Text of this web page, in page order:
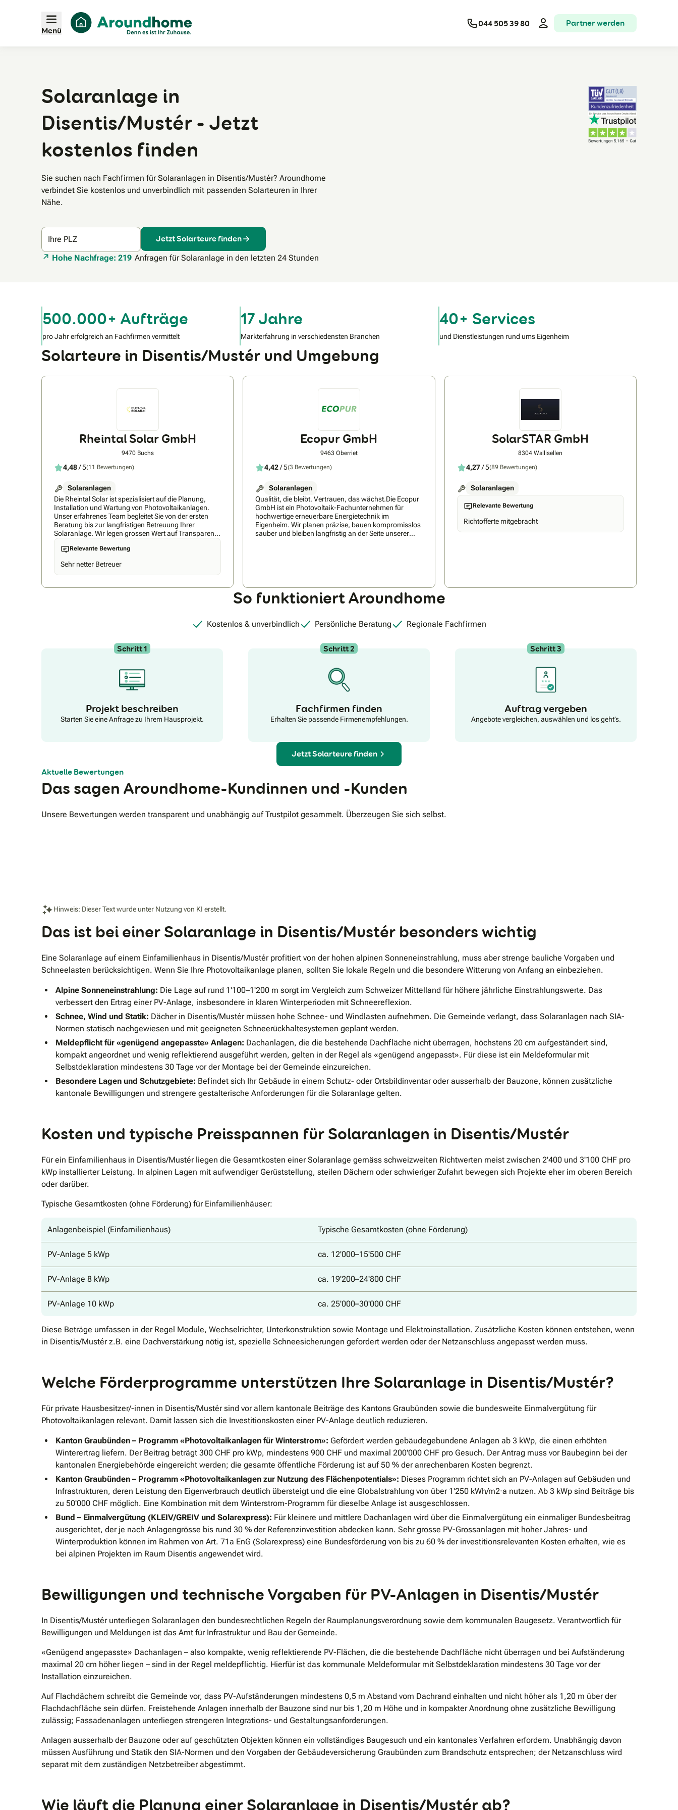
Menü
044 505 39 80 Partner werden
Solaranlage in
Disentis/Mustér - Jetzt
kostenlos finden
Sie suchen nach Fachfirmen für Solaranlagen in Disentis/Mustér? Aroundhome
verbindet Sie kostenlos und unverbindlich mit passenden Solarteuren in Ihrer
Nähe.
Ihre PLZ Jetzt Solarteure finden
Hohe Nachfrage: 219 Anfragen für Solaranlage in den letzten 24 Stunden
500.000+ Aufträge
pro Jahr erfolgreich an Fachfirmen vermittelt
17 Jahre
Markterfahrung in verschiedensten Branchen
40+ Services
und Dienstleistungen rund ums Eigenheim
Solarteure in Disentis/Mustér und Umgebung
Rheintal Solar GmbH
9470 Buchs
4,48/ 5(11 Bewertungen)
Solaranlagen
Die Rheintal Solar ist spezialisiert auf die Planung,
Installation und Wartung von Photovoltaikanlagen.
Unser erfahrenes Team begleitet Sie von der ersten
Beratung bis zur langfristigen Betreuung Ihrer
Solaranlage. Wir legen grossen Wert auf Transparenz
und bieten Ihnen klare, verständliche Angebote ohne
versteckte Kosten. Mit einer maximalen Wartezeit von
Inbetriebnahme Ihrer Anlage. Unsere Kunden
schätzen unsere Flexibilität und Professionalität, was
Relevante Bewertung
Sehr netter Betreuer
Ecopur GmbH
9463 Oberriet
4,42/ 5(3 Bewertungen)
Solaranlagen
Qualität, die bleibt. Vertrauen, das wächst.Die Ecopur
GmbH ist ein Photovoltaik-Fachunternehmen für
hochwertige erneuerbare Energietechnik im
Eigenheim. Wir planen präzise, bauen kompromisslos
sauber und bleiben langfristig an der Seite unserer
Installation. Wir planen individuelle
Photovoltaikanlagen für Eigenheime und setzen auf
nachhaltige Energielösungen.
SolarSTAR GmbH
8304 Wallisellen
4,27/ 5(89 Bewertungen)
Solaranlagen
Relevante Bewertung
Richtofferte mitgebracht
So funktioniert Aroundhome
Kostenlos & unverbindlich Persönliche Beratung Regionale Fachfirmen
Schritt 1
Projekt beschreiben
Starten Sie eine Anfrage zu Ihrem Hausprojekt.
Schritt 2
Fachfirmen finden
Erhalten Sie passende Firmenempfehlungen.
Schritt 3
Auftrag vergeben
Angebote vergleichen, auswählen und los geht’s.
Jetzt Solarteure finden
Aktuelle Bewertungen
Das sagen Aroundhome-Kundinnen und -Kunden
Unsere Bewertungen werden transparent und unabhängig auf Trustpilot gesammelt. Überzeugen Sie sich selbst.
Hinweis: Dieser Text wurde unter Nutzung von KI erstellt.
Das ist bei einer Solaranlage in Disentis/Mustér besonders wichtig
Eine Solaranlage auf einem Einfamilienhaus in Disentis/Mustér profitiert von der hohen alpinen Sonneneinstrahlung, muss aber strenge bauliche Vorgaben und
Schneelasten berücksichtigen. Wenn Sie Ihre Photovoltaikanlage planen, sollten Sie lokale Regeln und die besondere Witterung von Anfang an einbeziehen.
Alpine Sonneneinstrahlung: Die Lage auf rund 1'100–1'200 m sorgt im Vergleich zum Schweizer Mittelland für höhere jährliche Einstrahlungswerte. Das
verbessert den Ertrag einer PV-Anlage, insbesondere in klaren Winterperioden mit Schneereflexion.
Schnee, Wind und Statik: Dächer in Disentis/Mustér müssen hohe Schnee- und Windlasten aufnehmen. Die Gemeinde verlangt, dass Solaranlagen nach SIA-
Normen statisch nachgewiesen und mit geeigneten Schneerückhaltesystemen geplant werden.
Meldepflicht für «genügend angepasste» Anlagen: Dachanlagen, die die bestehende Dachfläche nicht überragen, höchstens 20 cm aufgeständert sind,
kompakt angeordnet und wenig reflektierend ausgeführt werden, gelten in der Regel als «genügend angepasst». Für diese ist ein Meldeformular mit
Selbstdeklaration mindestens 30 Tage vor der Montage bei der Gemeinde einzureichen.
Besondere Lagen und Schutzgebiete: Befindet sich Ihr Gebäude in einem Schutz- oder Ortsbildinventar oder ausserhalb der Bauzone, können zusätzliche
kantonale Bewilligungen und strengere gestalterische Anforderungen für die Solaranlage gelten.
Kosten und typische Preisspannen für Solaranlagen in Disentis/Mustér
Für ein Einfamilienhaus in Disentis/Mustér liegen die Gesamtkosten einer Solaranlage gemäss schweizweiten Richtwerten meist zwischen 2'400 und 3'100 CHF pro
kWp installierter Leistung. In alpinen Lagen mit aufwendiger Gerüststellung, steilen Dächern oder schwieriger Zufahrt bewegen sich Projekte eher im oberen Bereich
oder darüber.
Typische Gesamtkosten (ohne Förderung) für Einfamilienhäuser:
Anlagenbeispiel (Einfamilienhaus) Typische Gesamtkosten (ohne Förderung)
PV-Anlage 5 kWp ca. 12'000–15'500 CHF
PV-Anlage 8 kWp ca. 19'200–24'800 CHF
PV-Anlage 10 kWp ca. 25'000–30'000 CHF
Diese Beträge umfassen in der Regel Module, Wechselrichter, Unterkonstruktion sowie Montage und Elektroinstallation. Zusätzliche Kosten können entstehen, wenn
in Disentis/Mustér z.B. eine Dachverstärkung nötig ist, spezielle Schneesicherungen gefordert werden oder der Netzanschluss angepasst werden muss.
Welche Förderprogramme unterstützen Ihre Solaranlage in Disentis/Mustér?
Für private Hausbesitzer/-innen in Disentis/Mustér sind vor allem kantonale Beiträge des Kantons Graubünden sowie die bundesweite Einmalvergütung für
Photovoltaikanlagen relevant. Damit lassen sich die Investitionskosten einer PV-Anlage deutlich reduzieren.
Kanton Graubünden – Programm «Photovoltaikanlagen für Winterstrom»: Gefördert werden gebäudegebundene Anlagen ab 3 kWp, die einen erhöhten
Winterertrag liefern. Der Beitrag beträgt 300 CHF pro kWp, mindestens 900 CHF und maximal 200'000 CHF pro Gesuch. Der Antrag muss vor Baubeginn bei der
kantonalen Energiebehörde eingereicht werden; die gesamte öffentliche Förderung ist auf 50 % der anrechenbaren Kosten begrenzt.
Kanton Graubünden – Programm «Photovoltaikanlagen zur Nutzung des Flächenpotentials»: Dieses Programm richtet sich an PV-Anlagen auf Gebäuden und
Infrastrukturen, deren Leistung den Eigenverbrauch deutlich übersteigt und die eine Globalstrahlung von über 1'250 kWh/m2·a nutzen. Ab 3 kWp sind Beiträge bis
zu 50'000 CHF möglich. Eine Kombination mit dem Winterstrom-Programm für dieselbe Anlage ist ausgeschlossen.
Bund – Einmalvergütung (KLEIV/GREIV und Solarexpress): Für kleinere und mittlere Dachanlagen wird über die Einmalvergütung ein einmaliger Bundesbeitrag
ausgerichtet, der je nach Anlagengrösse bis rund 30 % der Referenzinvestition abdecken kann. Sehr grosse PV-Grossanlagen mit hoher Jahres- und
Winterproduktion können im Rahmen von Art. 71a EnG (Solarexpress) eine Bundesförderung von bis zu 60 % der investitionsrelevanten Kosten erhalten, wie es
bei alpinen Projekten im Raum Disentis angewendet wird.
Bewilligungen und technische Vorgaben für PV-Anlagen in Disentis/Mustér
In Disentis/Mustér unterliegen Solaranlagen den bundesrechtlichen Regeln der Raumplanungsverordnung sowie dem kommunalen Baugesetz. Verantwortlich für
Bewilligungen und Meldungen ist das Amt für Infrastruktur und Bau der Gemeinde.
«Genügend angepasste» Dachanlagen – also kompakte, wenig reflektierende PV-Flächen, die die bestehende Dachfläche nicht überragen und bei Aufständerung
maximal 20 cm höher liegen – sind in der Regel meldepflichtig. Hierfür ist das kommunale Meldeformular mit Selbstdeklaration mindestens 30 Tage vor der
Installation einzureichen.
Auf Flachdächern schreibt die Gemeinde vor, dass PV-Aufständerungen mindestens 0,5 m Abstand vom Dachrand einhalten und nicht höher als 1,20 m über der
Flachdachfläche sein dürfen. Freistehende Anlagen innerhalb der Bauzone sind nur bis 1,20 m Höhe und in kompakter Anordnung ohne zusätzliche Bewilligung
zulässig; Fassadenanlagen unterliegen strengeren Integrations- und Gestaltungsanforderungen.
Anlagen ausserhalb der Bauzone oder auf geschützten Objekten können ein vollständiges Baugesuch und ein kantonales Verfahren erfordern. Unabhängig davon
müssen Ausführung und Statik den SIA-Normen und den Vorgaben der Gebäudeversicherung Graubünden zum Brandschutz entsprechen; der Netzanschluss wird
separat mit dem zuständigen Netzbetreiber abgestimmt.
Wie läuft die Planung einer Solaranlage in Disentis/Mustér ab?